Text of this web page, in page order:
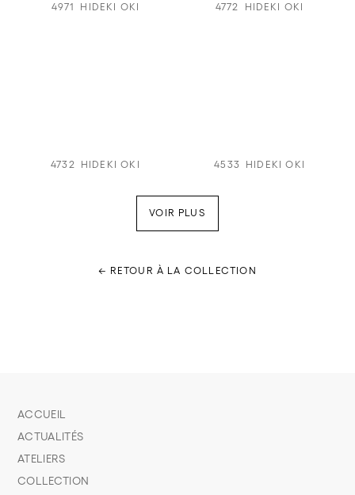
4971 HIDEKI OKI 4772 HIDEKI OKI
4732 HIDEKI OKI 4533 HIDEKI OKI
VOIR PLUS
← RETOUR À LA COLLECTION
ACCUEIL
ACTUALITÉS
ATELIERS
COLLECTION